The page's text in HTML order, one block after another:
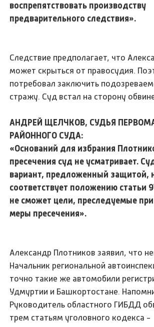
воспрепятствовать производству
предварительного следствия».
Следствие предполагает, что
может скрыться от правосудия.
потребовал заключить
стражу. Суд встал на сторону
АНДРЕЙ ЩЕЛЧКОВ, СУДЬЯ
РАЙОННОГО СУДА:
«Оснований для избрания
пресечения суд не усматривает.
вариант, предложенный защитой,
соответствует положению статьи
не сможет цели, преследуемые
меры пресечения».
Александр Плотников заявил, что
Начальник региональной
точно такие же автомобили
Удмуртии и Башкортостане.
Руководитель областного ГИБДД
трем статьям уголовного кодекса -